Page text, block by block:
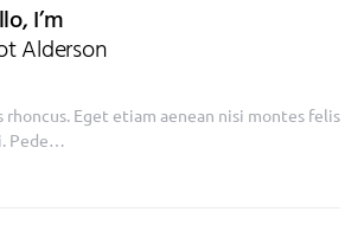
I’m
Alderson
rhoncus. Eget etiam aenean nisi montes felis
Pede…